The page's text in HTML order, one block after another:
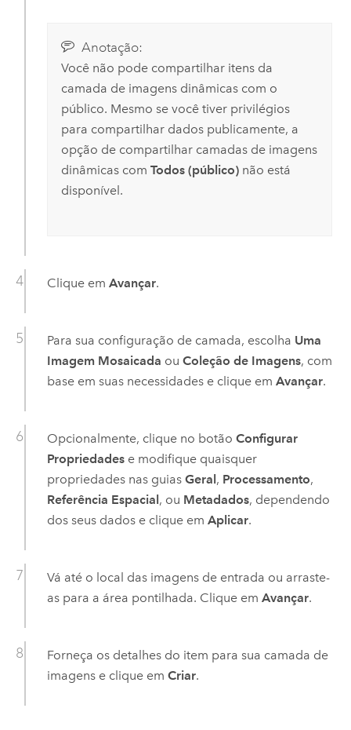
Anotação:
Você não pode compartilhar itens da
camada de imagens dinâmicas com o
público. Mesmo se você tiver privilégios
para compartilhar dados publicamente, a
opção de compartilhar camadas de imagens
dinâmicas com Todos (público)não está
disponível.
Clique em Avançar.
Para sua configuração de camada, escolha Uma
Imagem Mosaicada ou Coleção de Imagens, com
base em suas necessidades e clique em Avançar.
Opcionalmente, clique no botão Configurar
Propriedadese modifique quaisquer
propriedades nas guias Geral, Processamento,
Referência Espacial, ou Metadados, dependendo
dos seus dados e clique em Aplicar.
Vá até o local das imagens de entrada ou arraste-
as para a área pontilhada. Clique em Avançar.
Forneça os detalhes do item para sua camada de
imagens e clique em Criar.